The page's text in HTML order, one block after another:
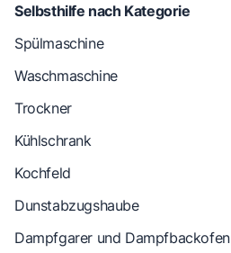
Selbsthilfe nach Kategorie
Spülmaschine
Waschmaschine
Trockner
Kühlschrank
Kochfeld
Dunstabzugshaube
Dampfgarer und Dampfbackofen